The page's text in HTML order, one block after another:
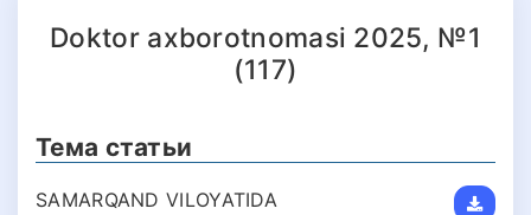
Doktor axborotnomasi 2025, №1
(117)
Тема статьи
SAMARQAND VILOYATIDA